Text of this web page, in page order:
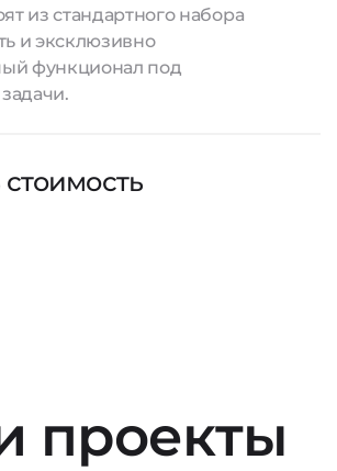
из стандартного набора
и эксклюзивно
функционал под
стоимость
проекты